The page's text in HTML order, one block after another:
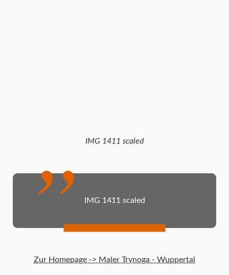
IMG 1411 scaled
IMG 1411 scaled
Zur Homepage -> Maler Trynoga - Wuppertal